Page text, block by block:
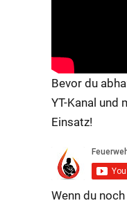
Bevor du
YT-Kanal und
Einsatz!
Wenn du